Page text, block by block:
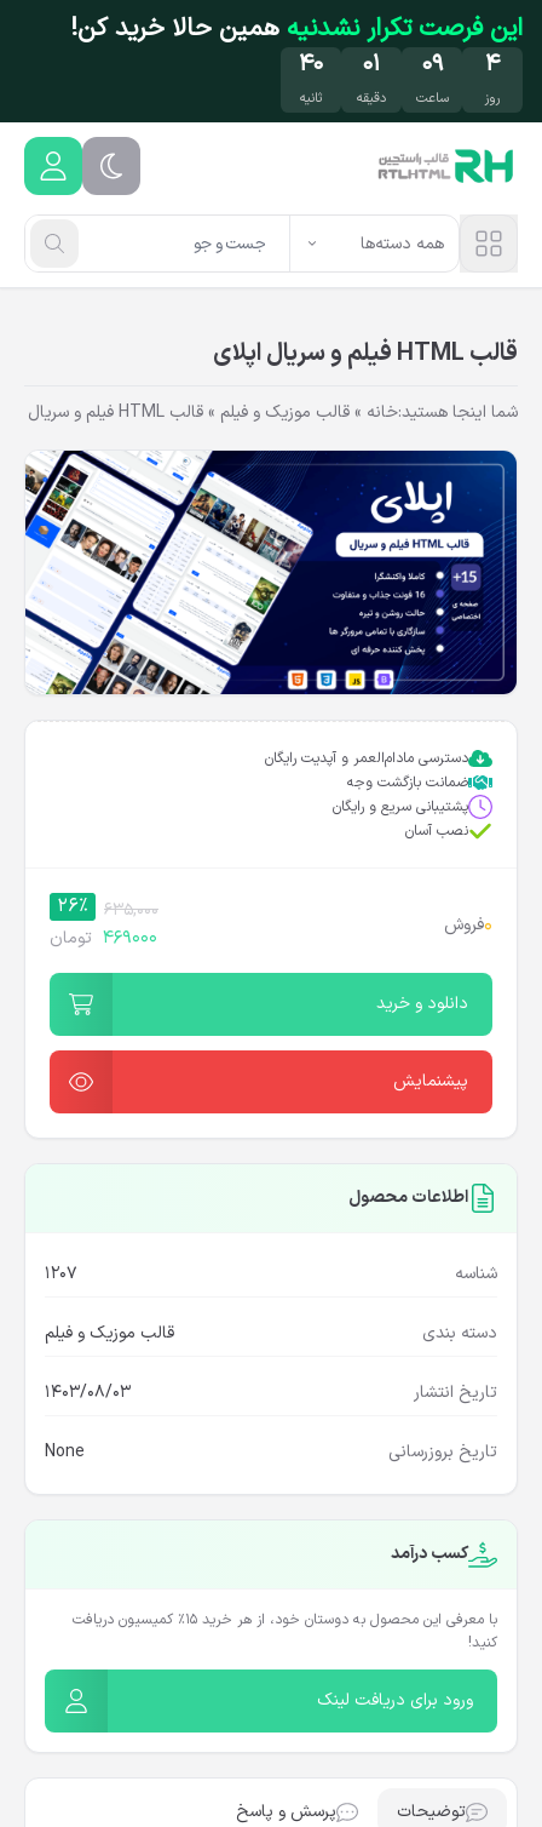
رفتن به محتوای اصلی
این فرصت تکرار نشدنیه همین حالا خرید کن!
۴
روز
۰۹
ساعت
۰۱
دقیقه
۴۰
ثانیه
همه دسته‌ها
قالب HTML فیلم و سریال اپلای
شما اینجا هستید:خانه »قالب موزیک و فیلم »قالب HTML فیلم و سریال اپلای
دسترسی مادام‌العمر و آپدیت رایگان
ضمانت بازگشت وجه
پشتیبانی سریع و رایگان
نصب آسان
0فروش
635,000
26%
469000 تومان
دانلود و خرید
پیشنمایش
اطلاعات محصول
شناسه 1207
دسته بندی قالب موزیک و فیلم
تاریخ انتشار 1403/08/03
تاریخ بروزرسانی None
کسب درآمد
با معرفی این محصول به دوستان خود، از هر خرید ۱۵٪ کمیسیون دریافت
کنید!
ورود برای دریافت لینک
توضیحات پرسش و پاسخ